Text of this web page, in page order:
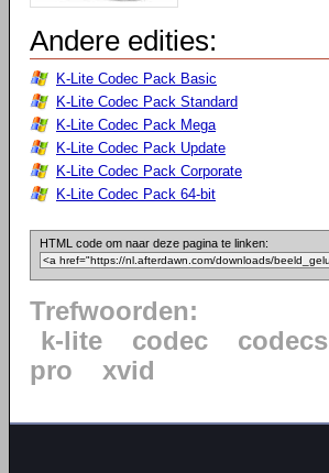
Andere edities:
K-Lite Codec Pack Basic
K-Lite Codec Pack Standard
K-Lite Codec Pack Mega
K-Lite Codec Pack Update
K-Lite Codec Pack Corporate
K-Lite Codec Pack 64-bit
HTML code om naar deze pagina te linken:
Trefwoorden:
k-lite
codec codecs
pro
xvid